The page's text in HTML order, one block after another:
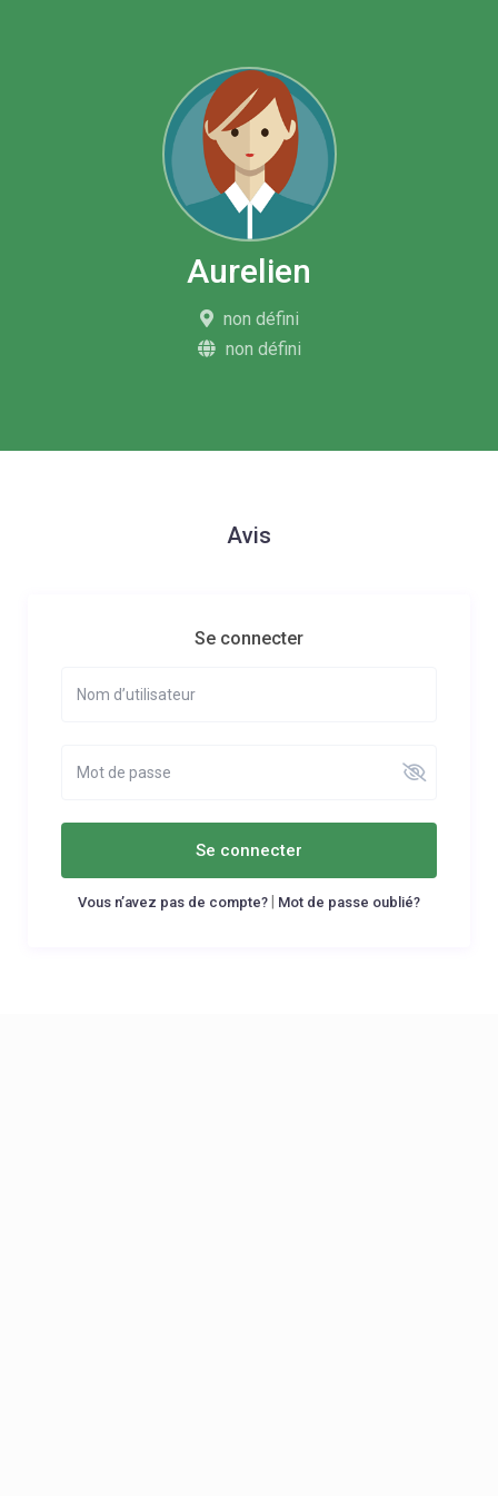
Aurelien
non défini
non défini
Avis
Se connecter
Se connecter
Vous n’avez pas de compte? Mot de passe oublié?